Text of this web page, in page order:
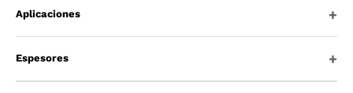
Aplicaciones
Espesores